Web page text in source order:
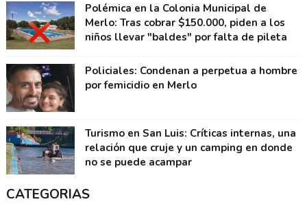
Polémica en la Colonia Municipal de
Merlo: Tras cobrar $150.000, piden a los
niños llevar "baldes" por falta de pileta
Policiales: Condenan a perpetua a hombre
por femicidio en Merlo
Turismo en San Luis: Críticas internas, una
relación que cruje y un camping en donde
no se puede acampar
CATEGORIAS